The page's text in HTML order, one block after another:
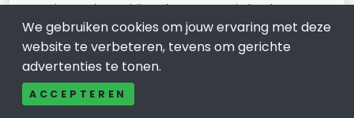
Een uitvaart is een bijzonder moment in het leven, een
tijd van diepe emoties en betekenis. Het afscheid
nemen van een geliefde is een onvermijdelijke
ervaring die ons allemaal op een bepaald punt in ons
LEES VERDER
We gebruiken cookies om jouw ervaring met deze
website te verbeteren, tevens om gerichte
advertenties te tonen.
ACCEPTEREN